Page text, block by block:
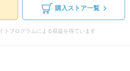
購入ストア一覧
トプログラムによる収益を得ています